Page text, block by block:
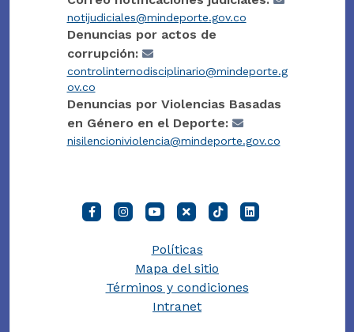
notijudiciales@mindeporte.gov.co
Denuncias por actos de
corrupción:
controlinternodisciplinario@mindeporte.g
ov.co
Denuncias por Violencias Basadas
en Género en el Deporte:
nisilencioniviolencia@mindeporte.gov.co
Políticas
Mapa del sitio
Términos y condiciones
Intranet